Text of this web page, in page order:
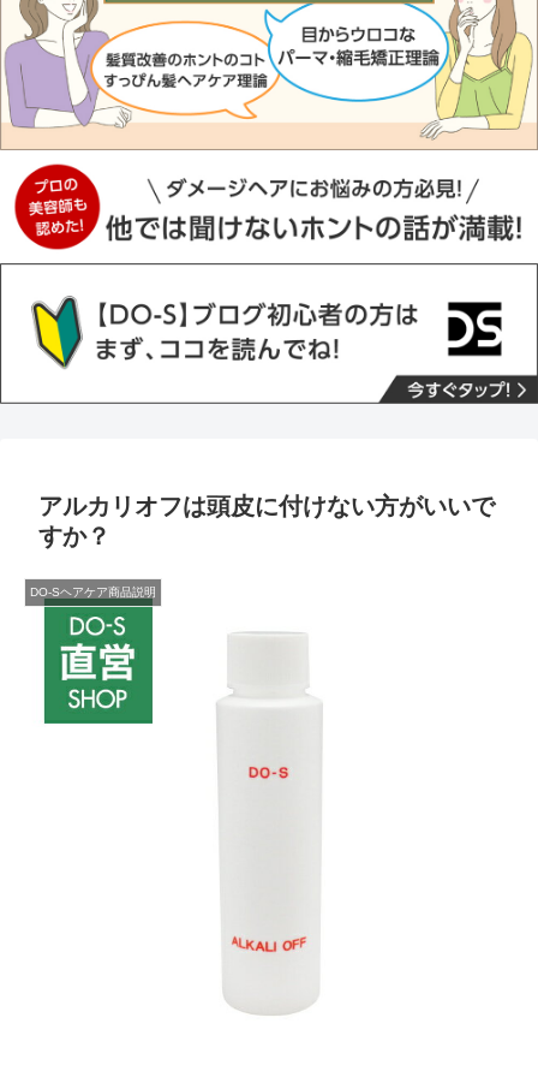
アルカリオフは頭皮に付けない方がいいで
すか？
DO-Sヘアケア商品説明